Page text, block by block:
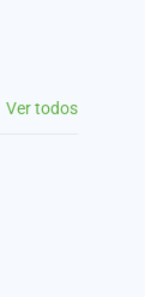
Ver todos